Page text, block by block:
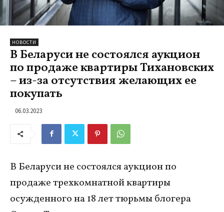
НОВОСТИ
В Беларуси не состоялся аукцион
по продаже квартиры Тихановских
– из-за отсутствия желающих ее
покупать
06.03.2023
В Беларуси не состоялся аукцион по
продаже трехкомнатной квартиры
осужденного на 18 лет тюрьмы блогера